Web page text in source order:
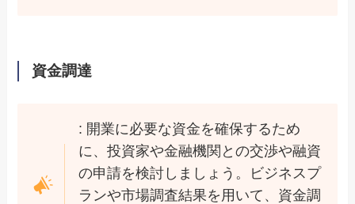
資金調達
: 開業に必要な資金を確保するため
に、投資家や金融機関との交渉や融資
の申請を検討しましょう。ビジネスプ
ランや市場調査結果を用いて、資金調